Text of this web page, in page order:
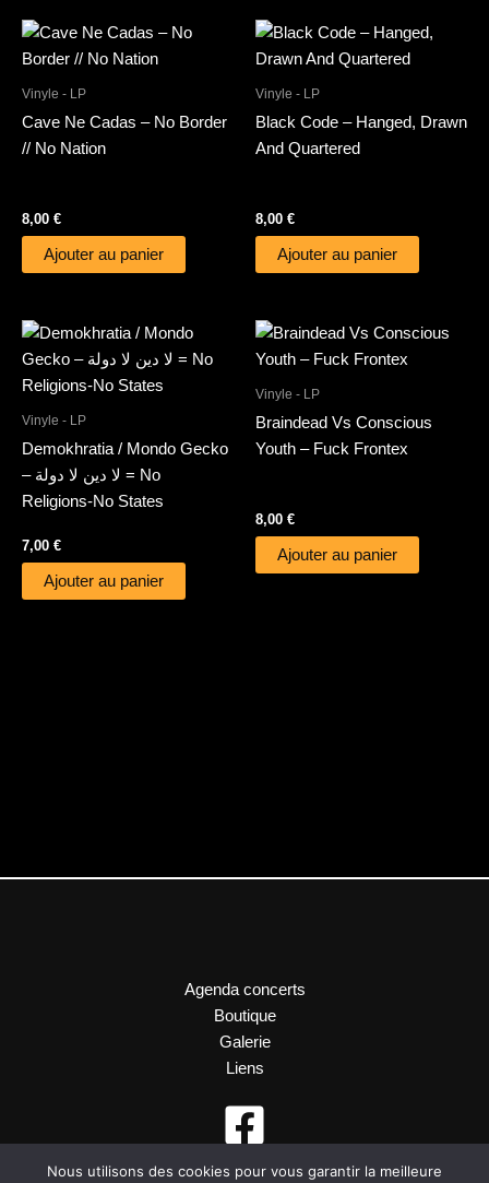
Vinyle - LP
Cave Ne Cadas – No Border
// No Nation
8,00 €
Ajouter au panier
Vinyle - LP
Black Code – Hanged, Drawn
And Quartered
8,00 €
Ajouter au panier
Vinyle - LP
Demokhratia / Mondo Gecko
– لا دين لا دولة = No
Religions-No States
7,00 €
Ajouter au panier
Vinyle - LP
Braindead Vs Conscious
Youth – Fuck Frontex
8,00 €
Ajouter au panier
Agenda concerts
Boutique
Galerie
Liens
Nous utilisons des cookies pour vous garantir la meilleure